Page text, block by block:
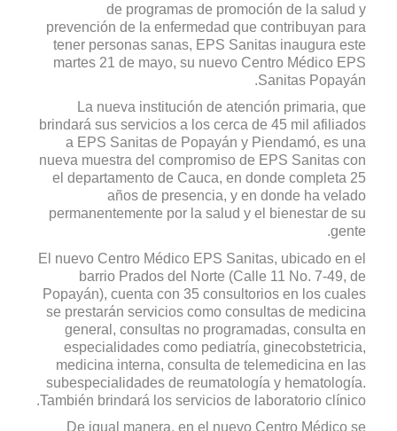
de programas de promoción de la salud y
prevención de la enfermedad que contribuyan para
tener personas sanas, EPS Sanitas inaugura este
martes 21 de mayo, su nuevo Centro Médico EPS
Sanitas Popayán.
La nueva institución de atención primaria, que
brindará sus servicios a los cerca de 45 mil afiliados
a EPS Sanitas de Popayán y Piendamó, es una
nueva muestra del compromiso de EPS Sanitas con
el departamento de Cauca, en donde completa 25
años de presencia, y en donde ha velado
permanentemente por la salud y el bienestar de su
gente.
El nuevo Centro Médico EPS Sanitas, ubicado en el
barrio Prados del Norte (Calle 11 No. 7-49, de
Popayán), cuenta con 35 consultorios en los cuales
se prestarán servicios como consultas de medicina
general, consultas no programadas, consulta en
especialidades como pediatría, ginecobstetricia,
medicina interna, consulta de telemedicina en las
subespecialidades de reumatología y hematología.
También brindará los servicios de laboratorio clínico.
De igual manera, en el nuevo Centro Médico se